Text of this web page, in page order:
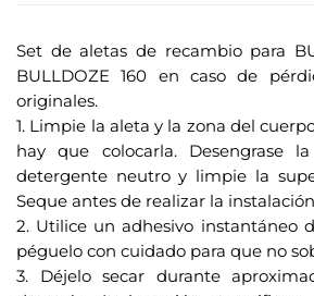
Set de aletas de recambio para
BULLDOZE 160 en caso de
originales.
1. Limpie la aleta y la zona del
hay que colocarla. Desengrase
detergente neutro y limpie la
Seque antes de realizar la
2. Utilice un adhesivo instantáneo
péguelo con cuidado para que no
3. Déjelo secar durante